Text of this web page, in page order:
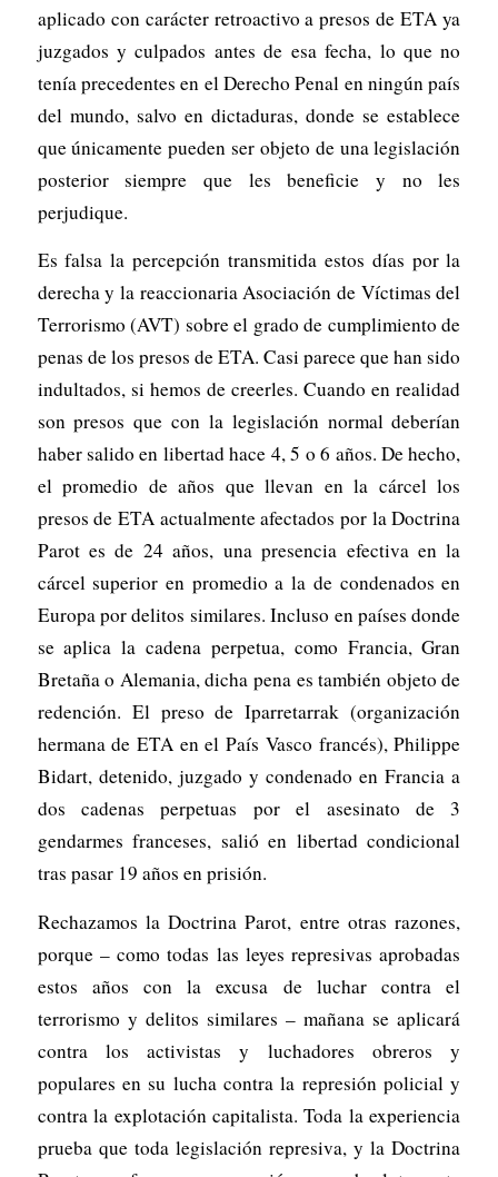
aplicado con carácter retroactivo a presos de ETA ya
juzgados y culpados antes de esa fecha, lo que no
tenía precedentes en el Derecho Penal en ningún país
del mundo, salvo en dictaduras, donde se establece
que únicamente pueden ser objeto de una legislación
posterior siempre que les beneficie y no les
perjudique.
Es falsa la percepción transmitida estos días por la
derecha y la reaccionaria Asociación de Víctimas del
Terrorismo (AVT) sobre el grado de cumplimiento de
penas de los presos de ETA. Casi parece que han sido
indultados, si hemos de creerles. Cuando en realidad
son presos que con la legislación normal deberían
haber salido en libertad hace 4, 5 o 6 años. De hecho,
el promedio de años que llevan en la cárcel los
presos de ETA actualmente afectados por la Doctrina
Parot es de 24 años, una presencia efectiva en la
cárcel superior en promedio a la de condenados en
Europa por delitos similares. Incluso en países donde
se aplica la cadena perpetua, como Francia, Gran
Bretaña o Alemania, dicha pena es también objeto de
redención. El preso de Iparretarrak (organización
hermana de ETA en el País Vasco francés), Philippe
Bidart, detenido, juzgado y condenado en Francia a
dos cadenas perpetuas por el asesinato de 3
gendarmes franceses, salió en libertad condicional
tras pasar 19 años en prisión.
Rechazamos la Doctrina Parot, entre otras razones,
porque – como todas las leyes represivas aprobadas
estos años con la excusa de luchar contra el
terrorismo y delitos similares – mañana se aplicará
contra los activistas y luchadores obreros y
populares en su lucha contra la represión policial y
contra la explotación capitalista. Toda la experiencia
prueba que toda legislación represiva, y la Doctrina